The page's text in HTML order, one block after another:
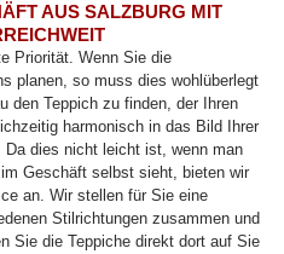
AUS SALZBURG MIT
Priorität. Wenn Sie die
planen, so muss dies wohlüberlegt
den Teppich zu finden, der Ihren
harmonisch in das Bild Ihrer
dies nicht leicht ist, wenn man
Geschäft selbst sieht, bieten wir
an. Wir stellen für Sie eine
Stilrichtungen zusammen und
Sie die Teppiche direkt dort auf Sie